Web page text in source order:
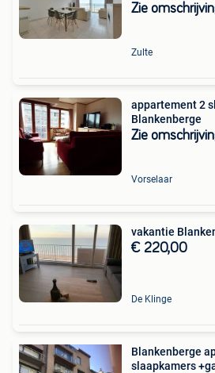
Zie
Zulte
appartement 2
Blankenberge
Zie
Vorselaar
vakantie
€ 220,00
De Klinge
Blankenberge
slaapkamers